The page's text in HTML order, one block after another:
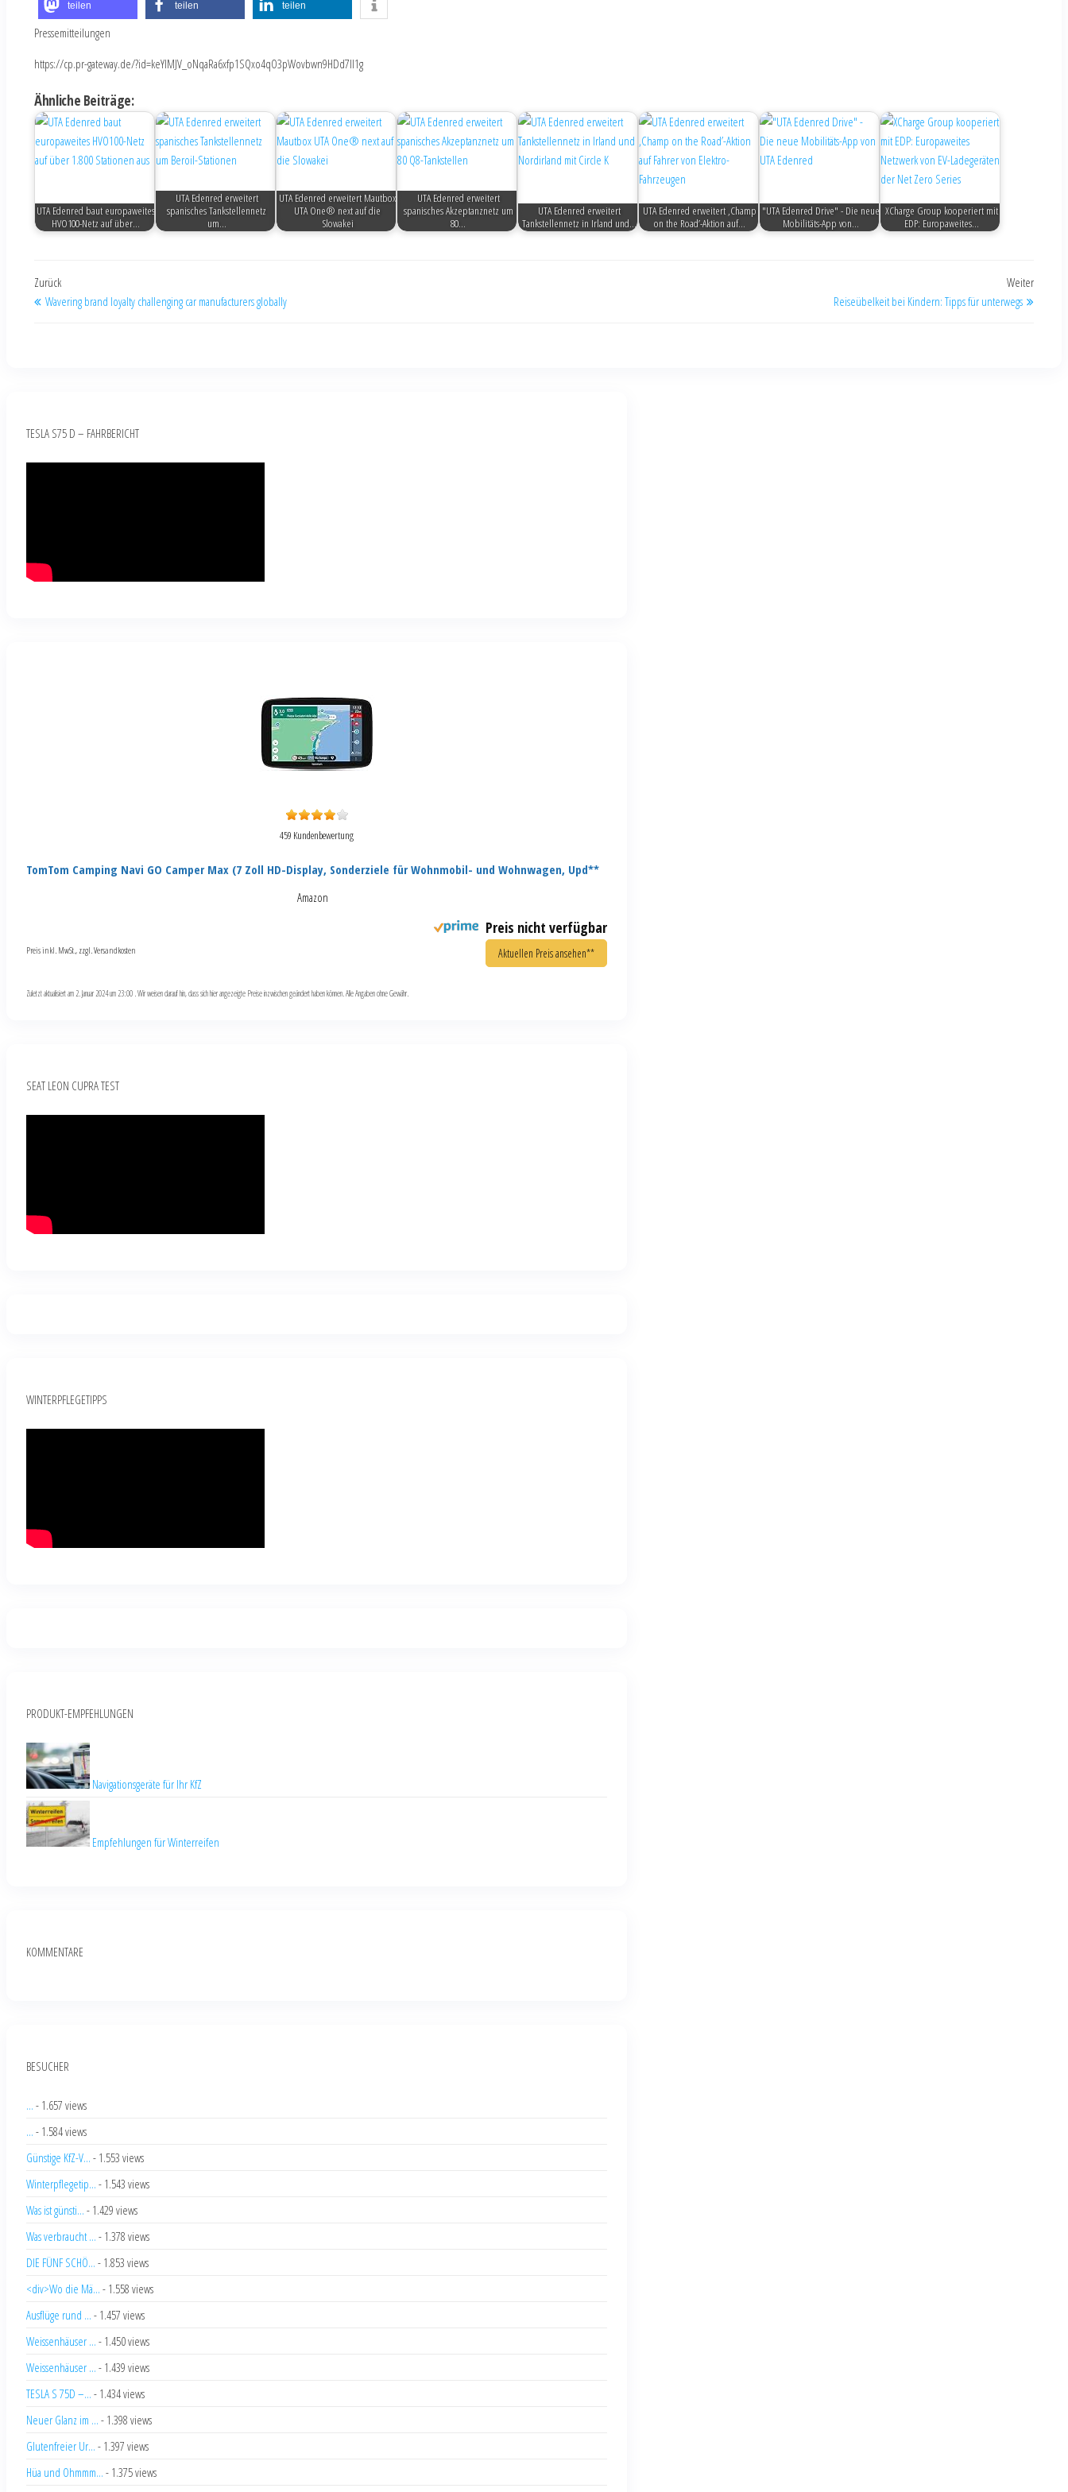
teilen teilen teilen
Pressemitteilungen
https://cp.pr-gateway.de/?id=keYlMJV_oNqaRa6xfp1SQxo4qO3pWovbwn9HDd7Il1g
Ähnliche Beiträge:
UTA Edenred baut europaweites
HVO100-Netz auf über…
UTA Edenred erweitert
spanisches Tankstellennetz
um…
UTA Edenred erweitert Mautbox
UTA One® next auf die
Slowakei
UTA Edenred erweitert
spanisches Akzeptanznetz um
80…
UTA Edenred erweitert
Tankstellennetz in Irland und…
UTA Edenred erweitert ‚Champ
on the Road’-Aktion auf…
"UTA Edenred Drive" - Die neue
Mobilitäts-App von…
XCharge Group kooperiert mit
EDP: Europaweites…
Zurück
Wavering brand loyalty challenging car manufacturers globally
Weiter
Reiseübelkeit bei Kindern: Tipps für unterwegs
TESLA S75 D – FAHRBERICHT
459 Kundenbewertung
TomTom Camping Navi GO Camper Max (7 Zoll HD-Display, Sonderziele für Wohnmobil- und Wohnwagen, Upd**
Amazon
Preis nicht verfügbar
Aktuellen Preis ansehen**
Preis inkl. MwSt., zzgl. Versandkosten
Zuletzt aktualisiert am 2. Januar 2024 um 23:00 . Wir weisen darauf hin, dass sich hier angezeigte Preise inzwischen geändert haben können. Alle Angaben ohne Gewähr.
SEAT LEON CUPRA TEST
WINTERPFLEGETIPPS
PRODUKT-EMPFEHLUNGEN
Navigationsgeräte für Ihr KfZ
Empfehlungen für Winterreifen
KOMMENTARE
BESUCHER
... - 1.657 views
... - 1.584 views
Günstige KfZ-V... - 1.553 views
Winterpflegetip... - 1.543 views
Was ist günsti... - 1.429 views
Was verbraucht ... - 1.378 views
DIE FÜNF SCHÖ... - 1.853 views
<div>Wo die Mä... - 1.558 views
Ausflüge rund ... - 1.457 views
Weissenhäuser ... - 1.450 views
Weissenhäuser ... - 1.439 views
TESLA S 75D –... - 1.434 views
Neuer Glanz im ... - 1.398 views
Glutenfreier Ur... - 1.397 views
Hüa und Ohmmm... - 1.375 views